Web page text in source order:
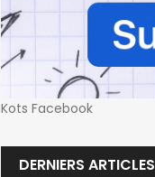
Kots Facebook
DERNIERS ARTICLES